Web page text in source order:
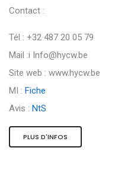
Contact :
Tél : +32 487 20 05 79
Mail :i Info@hycw.be
Site web : www.hycw.be
MI : Fiche
Avis : NtS
PLUS D'INFOS